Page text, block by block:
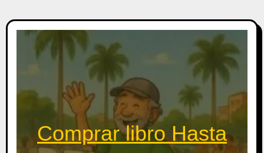
Comprar libro Hasta